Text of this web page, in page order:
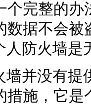
个完整的办
数据不会
人防火墙是
墙并没有
措施，它是